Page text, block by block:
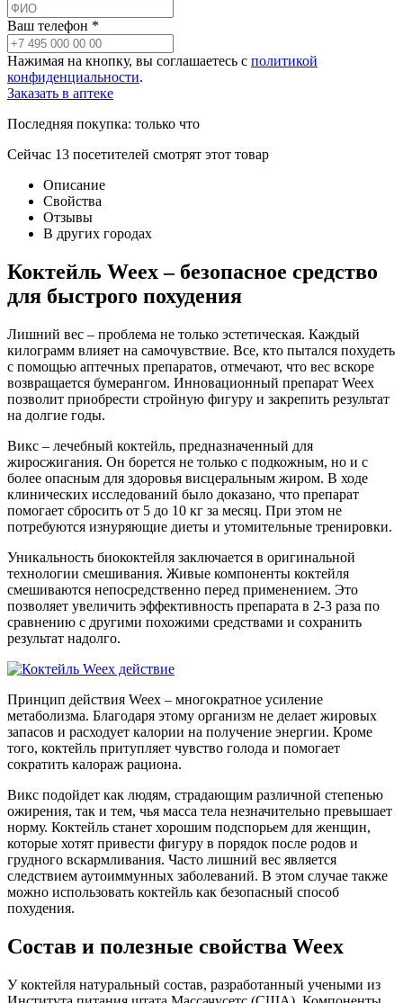
Ваш телефон *
Нажимая на кнопку, вы соглашаетесь с политикой
конфиденциальности.
Заказать в аптеке
Последняя покупка: только что
Сейчас 13 посетителей смотрят этот товар
Описание
Свойства
Отзывы
В других городах
Коктейль Weex – безопасное средство
для быстрого похудения
Лишний вес – проблема не только эстетическая. Каждый
килограмм влияет на самочувствие. Все, кто пытался похудеть
с помощью аптечных препаратов, отмечают, что вес вскоре
возвращается бумерангом. Инновационный препарат Weex
позволит приобрести стройную фигуру и закрепить результат
на долгие годы.
Викс – лечебный коктейль, предназначенный для
жиросжигания. Он борется не только с подкожным, но и с
более опасным для здоровья висцеральным жиром. В ходе
клинических исследований было доказано, что препарат
помогает сбросить от 5 до 10 кг за месяц. При этом не
потребуются изнуряющие диеты и утомительные тренировки.
Уникальность биококтейля заключается в оригинальной
технологии смешивания. Живые компоненты коктейля
смешиваются непосредственно перед применением. Это
позволяет увеличить эффективность препарата в 2-3 раза по
сравнению с другими похожими средствами и сохранить
результат надолго.
Принцип действия Weex – многократное усиление
метаболизма. Благодаря этому организм не делает жировых
запасов и расходует калории на получение энергии. Кроме
того, коктейль притупляет чувство голода и помогает
сократить калораж рациона.
Викс подойдет как людям, страдающим различной степенью
ожирения, так и тем, чья масса тела незначительно превышает
норму. Коктейль станет хорошим подспорьем для женщин,
которые хотят привести фигуру в порядок после родов и
грудного вскармливания. Часто лишний вес является
следствием аутоиммунных заболеваний. В этом случае также
можно использовать коктейль как безопасный способ
похудения.
Состав и полезные свойства Weex
У коктейля натуральный состав, разработанный учеными из